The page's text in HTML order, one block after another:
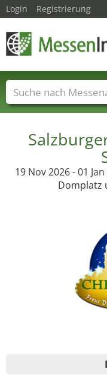
19 Nov 2026 - 01
Domplatz
Login Registrierung
Messenamen